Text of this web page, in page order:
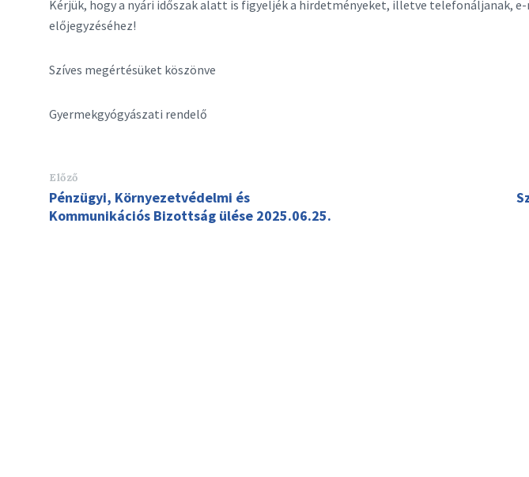
Kérjük, hogy a nyári időszak alatt is figyeljék a hirdetményeket, illetve telefonáljanak,
előjegyzéséhez!
Szíves megértésüket köszönve
Gyermekgyógyászati rendelő
Előző
Pénzügyi, Környezetvédelmi és
Kommunikációs Bizottság ülése 2025.06.25.